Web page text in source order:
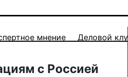
мнение Деловой клуб
с Россией